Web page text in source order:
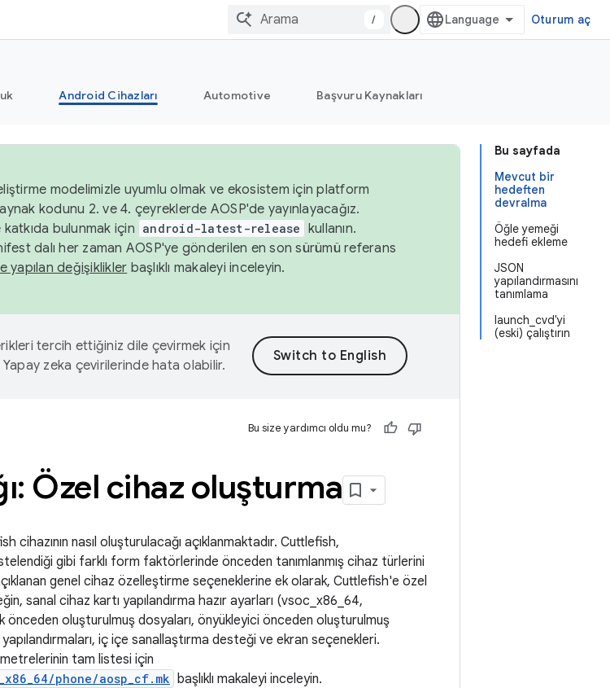
/ Oturum aç
Android Cihazları Automotive Başvuru Kaynakları
Bu sayfada
Mevcut bir
hedeften
devralma
Öğle yemeği
hedefi ekleme
JSON
yapılandırmasını
tanımlama
launch_cvd'yi
(eski) çalıştırın
modelimizle uyumlu olmak ve ekosistem için platform
kodunu 2. ve 4. çeyreklerde AOSP'de yayınlayacağız.
bulunmak için android-latest-release kullanın.
dalı her zaman AOSP'ye gönderilen en son sürümü referans
yapılan değişiklikler başlıklı makaleyi inceleyin.
tercih ettiğiniz dile çevirmek için
zeka çevirilerinde hata olabilir.
Bu size yardımcı oldu mu?
Özel cihaz oluşturma
nasıl oluşturulacağı açıklanmaktadır. Cuttlefish,
gibi farklı form faktörlerinde önceden tanımlanmış cihaz türlerini
genel cihaz özelleştirme seçeneklerine ek olarak, Cuttlefish'e özel
sanal cihaz kartı yapılandırma hazır ayarları (vsoc_x86_64,
oluşturulmuş dosyaları, önyükleyici önceden oluşturulmuş
iç içe sanallaştırma desteği ve ekran seçenekleri.
tam listesi için
phone/aosp_cf.mk başlıklı makaleyi inceleyin.